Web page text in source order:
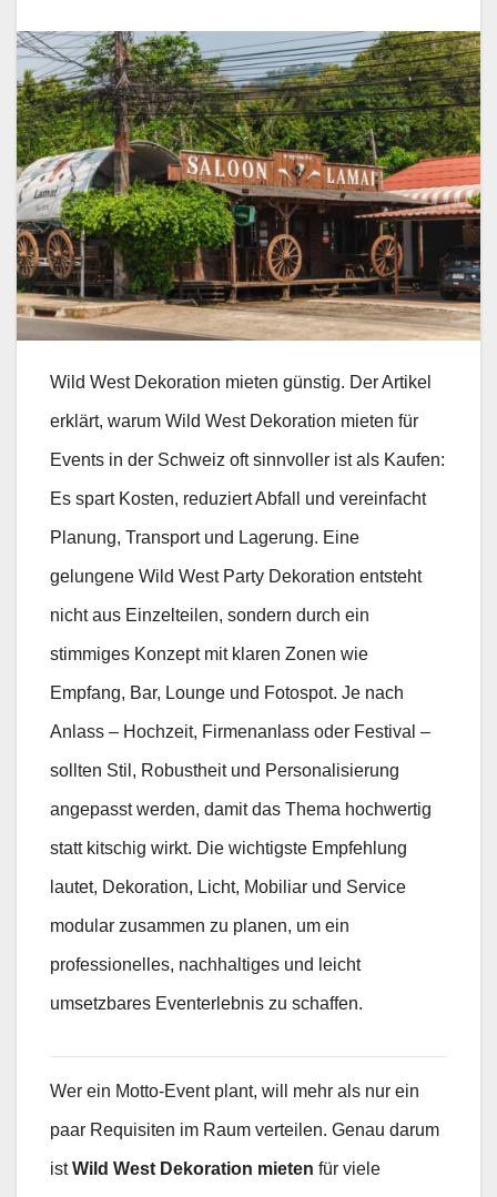
Wild West Dekoration mieten günstig. Der Artikel
erklärt, warum Wild West Dekoration mieten für
Events in der Schweiz oft sinnvoller ist als Kaufen:
Es spart Kosten, reduziert Abfall und vereinfacht
Planung, Transport und Lagerung. Eine
gelungene Wild West Party Dekoration entsteht
nicht aus Einzelteilen, sondern durch ein
stimmiges Konzept mit klaren Zonen wie
Empfang, Bar, Lounge und Fotospot. Je nach
Anlass – Hochzeit, Firmenanlass oder Festival –
sollten Stil, Robustheit und Personalisierung
angepasst werden, damit das Thema hochwertig
statt kitschig wirkt. Die wichtigste Empfehlung
lautet, Dekoration, Licht, Mobiliar und Service
modular zusammen zu planen, um ein
professionelles, nachhaltiges und leicht
umsetzbares Eventerlebnis zu schaffen.
Wer ein Motto-Event plant, will mehr als nur ein
paar Requisiten im Raum verteilen. Genau darum
istWild West Dekoration mieten für viele